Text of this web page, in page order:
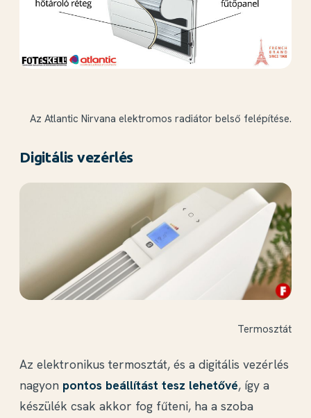
Az Atlantic Nirvana elektromos radiátor belső felépítése.
Digitális vezérlés
Termosztát
Az elektronikus termosztát, és a digitális vezérlés
nagyon pontos beállítást tesz lehetővé, így a
készülék csak akkor fog fűteni, ha a szoba